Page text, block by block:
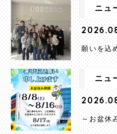
ニュ
願いを込
ニュ
～お盆休